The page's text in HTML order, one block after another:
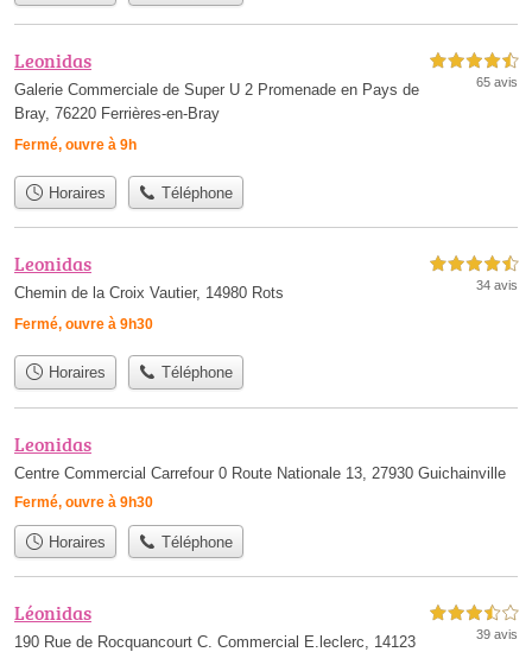
Leonidas
Galerie Commerciale de Super U 2 Promenade en Pays de
Bray, 76220 Ferrières-en-Bray
Fermé, ouvre à 9h
4,5 étoiles sur 5
65 avis
Horaires Téléphone
Leonidas
Chemin de la Croix Vautier, 14980 Rots
Fermé, ouvre à 9h30
4,5 étoiles sur 5
34 avis
Horaires Téléphone
Leonidas
Centre Commercial Carrefour 0 Route Nationale 13, 27930 Guichainville
Fermé, ouvre à 9h30
Horaires Téléphone
Léonidas
190 Rue de Rocquancourt C. Commercial E.leclerc, 14123
3,5 étoiles sur 5
39 avis